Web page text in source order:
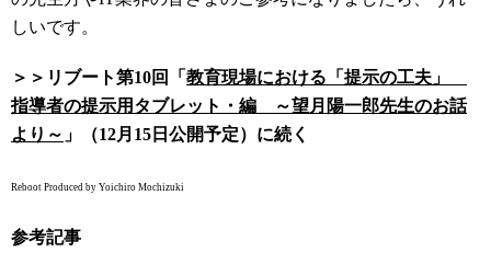
しいです。
＞＞リブート第10回 「 教育現場における「提示の工夫」
指導者の提示用タブレット・編 ～望月陽一郎先生のお話
より～ 」（12月15日公開予定）に続く
Reboot Produced by Yoichiro Mochizuki
参考記事